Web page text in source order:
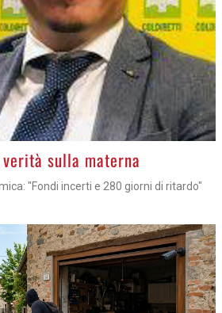
sulla materna
"Fondi incerti e 280 giorni di ritardo"